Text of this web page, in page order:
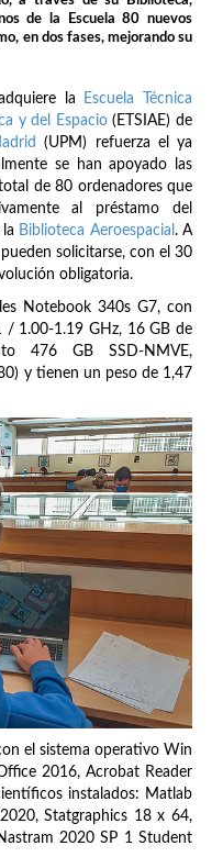
de la Escuela 80 nuevos
en dos fases, mejorando su
la
Escuela Técnica
y del Espacio(ETSIAE) de
(UPM) refuerza el ya
se han apoyado las
de 80 ordenadores que
al préstamo del
Biblioteca Aeroespacial . A
solicitarse, con el 30
obligatoria.
Notebook 340s G7, con
/ 1.00-1.19 GHz, 16 GB de
476 GB SSD-NMVE,
y tienen un peso de 1,47
el sistema operativo Win
2016, Acrobat Reader
instalados: Matlab
Statgraphics 18 x 64,
2020 SP 1 Student